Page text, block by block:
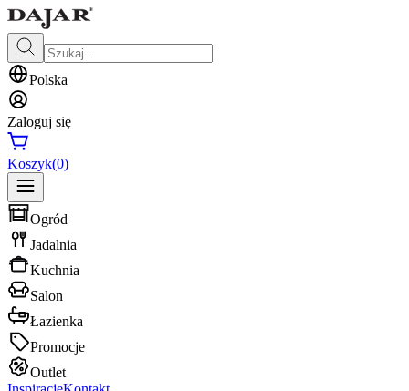
Polska
Zaloguj się
Koszyk(0)
Ogród
Jadalnia
Kuchnia
Salon
Łazienka
Promocje
Outlet